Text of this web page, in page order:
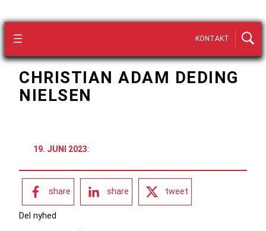
KONTAKT
CHRISTIAN ADAM DEDING
NIELSEN
19. JUNI 2023:
share share tweet
Del nyhed